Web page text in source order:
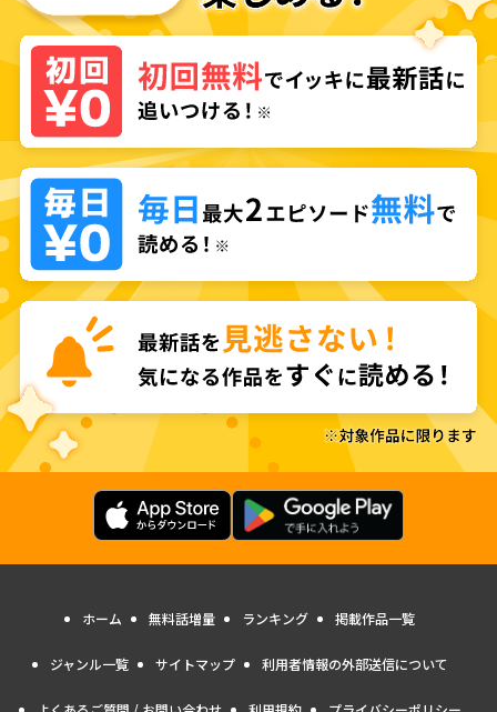
ホーム 無料話増量 ランキング 掲載作品一覧
ジャンル一覧 サイトマップ 利用者情報の外部送信について